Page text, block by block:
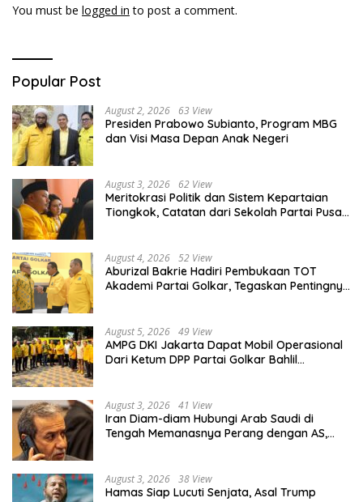
You must be logged in to post a comment.
Popular Post
August 2, 2026 63 View
Presiden Prabowo Subianto, Program MBG
dan Visi Masa Depan Anak Negeri
August 3, 2026 62 View
Meritokrasi Politik dan Sistem Kepartaian
Tiongkok, Catatan dari Sekolah Partai Pusat
August 4, 2026 52 View
Aburizal Bakrie Hadiri Pembukaan TOT
Akademi Partai Golkar, Tegaskan Pentingnya
August 5, 2026 49 View
AMPG DKI Jakarta Dapat Mobil Operasional
Dari Ketum DPP Partai Golkar Bahlil
August 3, 2026 41 View
Iran Diam-diam Hubungi Arab Saudi di
Tengah Memanasnya Perang dengan AS,
August 3, 2026 38 View
Hamas Siap Lucuti Senjata, Asal Trump